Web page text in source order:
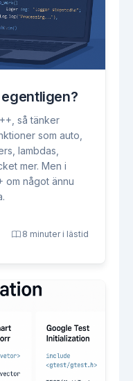
så tänker
som auto,
lambdas,
mer. Men i
om något ännu
8 minuter i lästid